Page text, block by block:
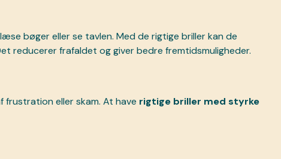
bøger eller se tavlen. Med de rigtige briller kan de
reducerer frafaldet og giver bedre fremtidsmuligheder.
eller skam. At have rigtige briller med styrke